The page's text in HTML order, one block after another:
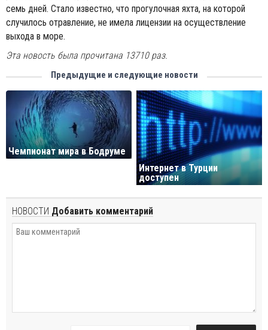
семь дней. Стало известно, что прогулочная яхта, на которой
случилось отравление, не имела лицензии на осуществление
выхода в море.
Эта новость была прочитана 13710 раз.
Предыдущие и следующие новости
Чемпионат мира в Бодруме
Интернет в Турции
доступен
НОВОСТИ Добавить комментарий